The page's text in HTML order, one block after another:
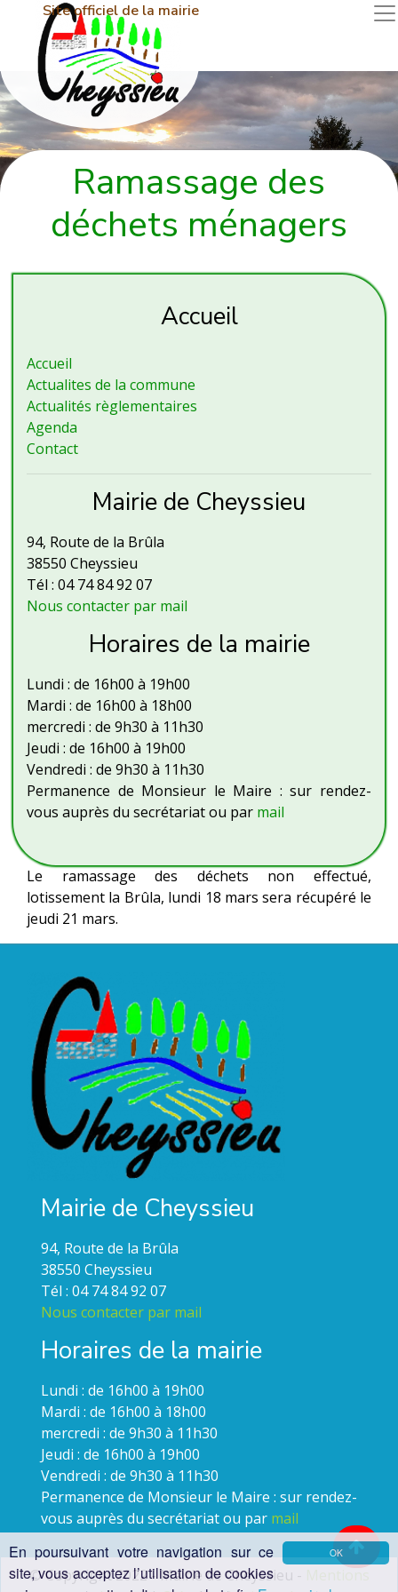
OK
En poursuivant votre navigation sur ce
site, vous acceptez l’utilisation de cookies
Site officiel de la mairie
Ramassage des
déchets ménagers
Accueil
Accueil
Actualites de la commune
Actualités règlementaires
Agenda
Contact
Mairie de Cheyssieu
94, Route de la Brûla
38550 Cheyssieu
Tél : 04 74 84 92 07
Nous contacter par mail
Horaires de la mairie
Lundi : de 16h00 à 19h00
Mardi : de 16h00 à 18h00
mercredi : de 9h30 à 11h30
Jeudi : de 16h00 à 19h00
Vendredi : de 9h30 à 11h30
Permanence de Monsieur le Maire : sur rendez-
vous auprès du secrétariat ou par mail
Le ramassage des déchets non effectué,
lotissement la Brûla, lundi 18 mars sera récupéré le
jeudi 21 mars.
Mairie de Cheyssieu
94, Route de la Brûla
38550 Cheyssieu
Tél : 04 74 84 92 07
Nous contacter par mail
Horaires de la mairie
Lundi : de 16h00 à 19h00
Mardi : de 16h00 à 18h00
mercredi : de 9h30 à 11h30
Jeudi : de 16h00 à 19h00
Vendredi : de 9h30 à 11h30
Permanence de Monsieur le Maire : sur rendez-
vous auprès du secrétariat ou par mail
© Copyright 2022 - Mairie de Cheyssieu -